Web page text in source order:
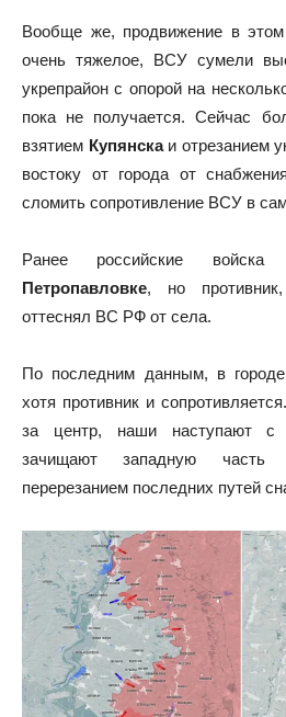
Вообще же, продвижение в
очень тяжелое, ВСУ сумели
укрепрайон с опорой на
пока не получается. Сейчас
взятием Купянскаи отрезанием
востоку от города от
сломить сопротивление ВСУ в
Ранее российские
Петропавловке, но противник,
оттеснял ВС РФ от села.
По последним данным, в
хотя противник и
за центр, наши наступают с
зачищают западную часть
перерезанием последних путей